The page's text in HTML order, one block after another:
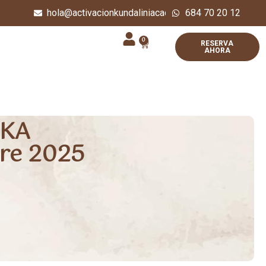
hola@activacionkundaliniacademy.com684 70 20 12
0
RESERVA
AHORA
2025